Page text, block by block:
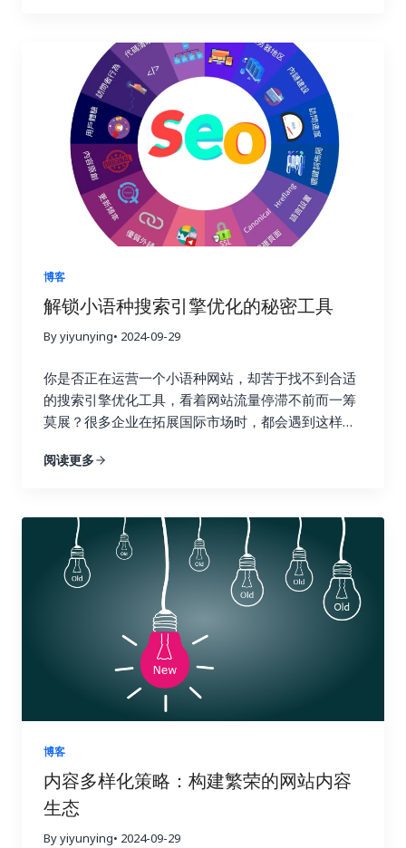
大的商业价值。通过分析这些数据，你可以更好地理
解用户的需求和痛点，优化网站内容和用户体验，最
终提高转化率，实现业务的持续增长。这不仅仅是简
单的流量获取，而是将流量转化为实际的商业价值，
最终实现盈利。 二、 如何选择合适的链接建设追踪
工具？ 市面上有很多链接建设追踪工具，它们的功能
和价格各不相同。选择合适的工具至关重要，就像一
个工匠需要选择合适的工具才能更好地完成工作一
样。在选择工具之前，你需要明确自己的需求和预
算。有些工具功能强大，但价格昂贵；有些工具功能
简单，但价格亲民。你需要根据自己的实际情况，权
建设追踪工具，以及它们的优缺点： 除了以上这些工
具之外，还有其他一些工具也值得考虑，例如
择工具时，不仅要考虑功能和价格，还要考虑易用性
和数据准确性。一个好的工具应该易于上手，操作简
单，并且能够提供准确可靠的数据，为你的决策提供
链接建设效果时，需要关注一些关键指标，这些指标
是万里长征的第一步，更重要的是如何解读这些数据
并将它们转化为可操作的洞察力，最终指导我们的行
动，就像一位经验丰富的侦探，需要从蛛丝马迹中找
到破案的关键线索。 首先，你需要对收集到的数据进
行整理和分类，就像整理一个杂乱的房间一样，将物
品分门别类地摆放整齐。例如，你可以将链接按照来
源网站的权威性、链接类型（如文本链接、图片链
接、目录链接等）、锚文本的相关性等进行分类。 清
晰的分类有助于你更好地理解数据的结构，为后续的
分析打下坚实的基础。 接下来，你需要分析不同类型
的链接对网站关键指标的影响，例如，来自高权重、
高相关性网站的链接是否带来了更多的推荐流量？包
含目标关键词的锚文本是否提升了网站在搜索引擎结
果页面中的排名？来自社交媒体平台的链接是否带来
了更高的用户参与度？ 这些指标就像一个仪表盘，可
Buzzsumo 这三大神器，轻松提升链接建设效率，让
你的网站在竞争激烈的线上世界中脱颖而出，成为行
业领军者！ 一、链接建设的重要性：为什么它如此重
要？ 在搜索引擎优化这个复杂而精妙的领域中，链接
就好比一张张珍贵的选票，每一张都代表着对你网站
权威性和可信度的认可。高质量的链接越多，搜索引
擎就越信任你的网站，你的排名自然也就越高。这就
好比现实生活中的社交圈，朋友越多，人脉越广，你
的影响力也就越大。链接建设不仅仅关乎排名，更关
乎你的在线业务的整体成功与长远发展。一个强大的
链接配置文件不仅可以带来更高的品牌知名度和更多
的推荐流量，更能建立起坚实的用户信任，为你的业
务带来持续的增长动力。忽视链接建设，就像建造一
座空中楼阁，看似华丽，实则根基不稳，随时可能坍
的认可，搜索引擎又该如何判断你的网站的价值和可
信度呢？ 二、Ahrefs：全能型搜索引擎优化工具，挖
掘链接宝藏 Ahrefs 就像一位经验丰富的侦探，拥有
的链接策略，发现潜在的链接机会，并制定更有效的
站审核，Ahrefs 都能帮你轻松搞定，让你在搜索引擎
优化的战场上运筹帷幄，决胜千里。它可以帮助你了
解你的网站在哪些方面需要改进，以及如何更好地优
化你的网站以获得更高的排名和更多的流量。 1. 竞争
对手分析：知己知彼，百战不殆 使用 Ahrefs 的网站
分析功能，只需输入竞争对手的域名，即可全面了解
他们的反向链接情况。你可以分析他们的链接来源、
链接类型、锚文本等等，从中学习他们的成功经验，
并找到可以借鉴的链接建设策略。更重要的是，你可
站获取链接。这是一种非常有效的链接建设策略，可
以让你事半功倍，快速提升你的网站排名。通过深入
分析竞争对手的链接，你可以了解他们的优势和劣
势，并制定更具针对性的链接建设策略，从而在竞争
中占据优势。 2. 关键词研究：精准定位，事半功倍
博客
解锁小语种搜索引擎优化的秘密工具
By yiyunying• 2024-09-29
你是否正在运营一个小语种网站，却苦于找不到合适
的搜索引擎优化工具，看着网站流量停滞不前而一筹
莫展？很多企业在拓展国际市场时，都会遇到这样的
球化的浪潮下，越来越多的企业开始将目光投向海外
搜索引擎优化工具，就像找到了一把打开国际市场大
门的金钥匙，能够帮助你的网站在全球范围内获得更
高的曝光率和流量。有效的搜索引擎优化策略可以帮
助你吸引目标用户，提升品牌知名度，最终带来更高
的转化率和收益。 这篇文章将为你揭秘一系列强大且
高效的小语种搜索引擎优化工具。我们会深入探讨每
一种工具的功能和优势，并提供一些实际操作的建
议，帮助你克服语言障碍，精准定位目标用户，让你
的网站在国际竞争中脱颖而出，最终实现业务的蓬勃
发展。做好准备，一起开启小语种搜索引擎优化的奇
妙旅程！ 一、小语种搜索引擎优化的挑战与机遇：扬
帆出海，乘风破浪 在进军国际市场时，小语种搜索引
擎优化无疑是一块难啃的骨头。它不像英语搜索引擎
优化那样有丰富的资源和工具。与主流语言英语相
比，小语种搜索引擎优化面临着诸多挑战，例如西班
阅读更多
博客
内容多样化策略：构建繁荣的网站内容
生态
By yiyunying• 2024-09-29